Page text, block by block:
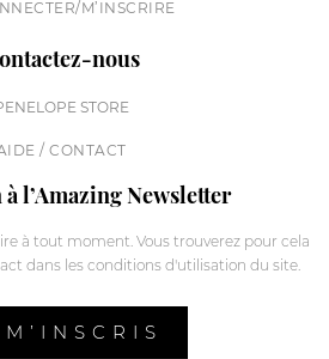
M’INSCRIRE
nous
STORE
/ CONTACT
l’Amazing Newsletter
à tout moment. Vous trouverez pour cela
dans les conditions d'utilisation du site.